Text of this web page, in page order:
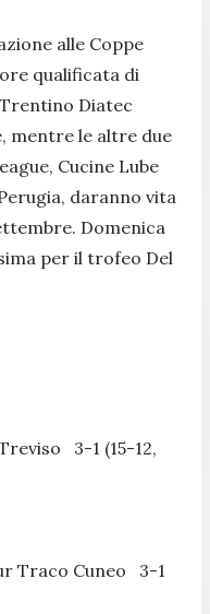
alle Coppe
qualificata di
Diatec
mentre le altre due
Cucine Lube
daranno vita
Domenica
per il trofeo Del
3-1 (15-12,
Traco Cuneo 3-1